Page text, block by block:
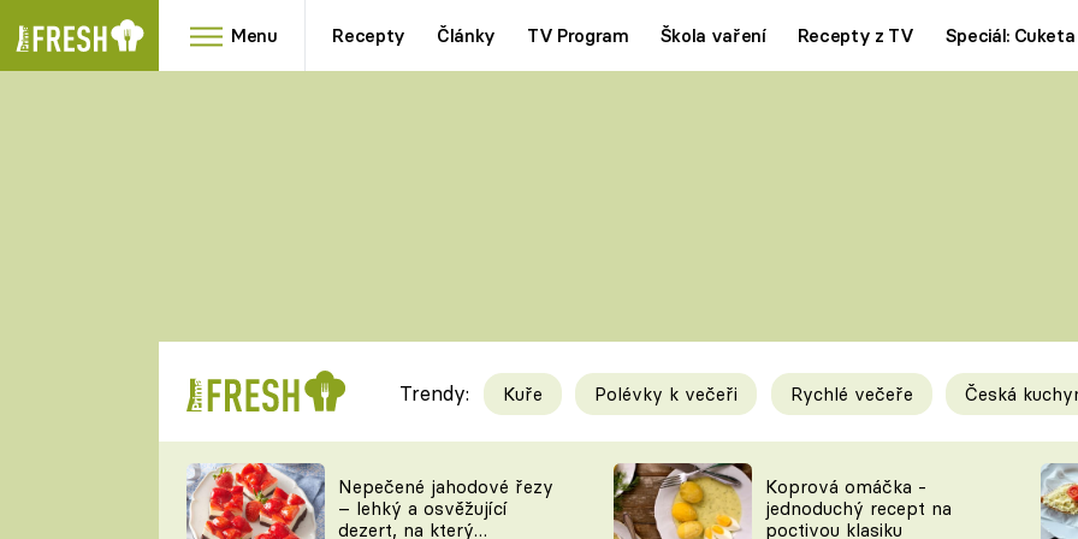
Menu Recepty Články TV Program Škola vaření Recepty z TV Speciál: Cuketa
RYCHLOVKY
Videorecepty
TEĎ VAŘÍ ŠÉF!
Tipy a triky
KAM ZA JÍDLEM
Trendy: Kuře Polévky k večeři Rychlé večeře Česká
Nepečené jahodové řezy
– lehký a osvěžující
dezert, na který
Koprová omáčka -
jednoduchý recept na
poctivou klasiku